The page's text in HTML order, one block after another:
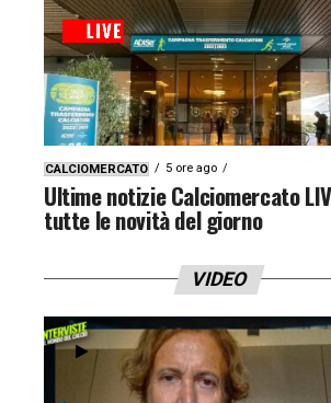
CALCIOMERCATO 5 ore ago
Ultime notizie Calciomercato
tutte le novità del giorno
VIDEO